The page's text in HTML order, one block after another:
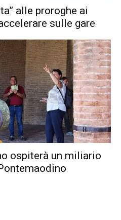
alle proroghe ai
sulle gare
ospiterà un miliario